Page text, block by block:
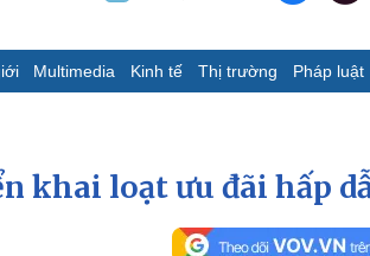
Multimedia Kinh tế Thị trường Pháp luật
thời tiết
Cuộc sống đó đây
Hồ sơ
khai loạt ưu đãi hấp